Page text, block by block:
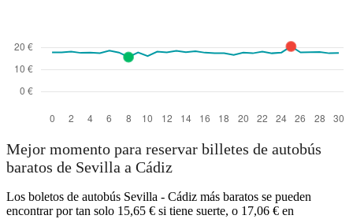
Mejor momento para reservar billetes de autobús
baratos de Sevilla a Cádiz
Los boletos de autobús Sevilla - Cádiz más baratos se pueden
encontrar por tan solo 15,65 € si tiene suerte, o 17,06 € en